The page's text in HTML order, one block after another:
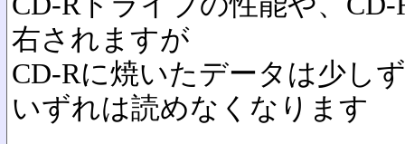
右されますが
CD-Rに焼いたデータは少し
いずれは読めなくなります